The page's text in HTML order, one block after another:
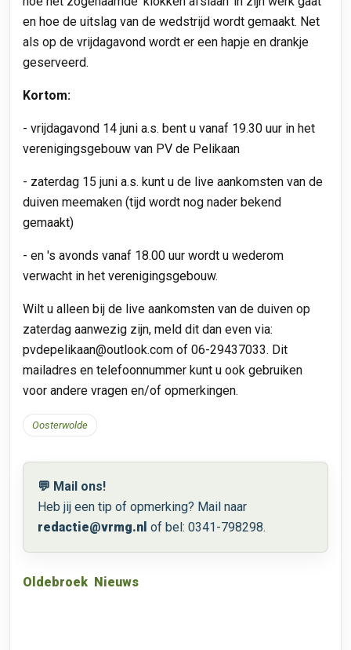
en hoe de uitslag van de wedstrijd wordt gemaakt. Net
als op de vrijdagavond wordt er een hapje en drankje
geserveerd.
Kortom:
- vrijdagavond 14 juni a.s. bent u vanaf 19.30 uur in het
verenigingsgebouw van PV de Pelikaan
- zaterdag 15 juni a.s. kunt u de live aankomsten van de
duiven meemaken (tijd wordt nog nader bekend
gemaakt)
- en 's avonds vanaf 18.00 uur wordt u wederom
verwacht in het verenigingsgebouw.
Wilt u alleen bij de live aankomsten van de duiven op
zaterdag aanwezig zijn, meld dit dan even via:
pvdepelikaan@outlook.com of 06-29437033. Dit
mailadres en telefoonnummer kunt u ook gebruiken
voor andere vragen en/of opmerkingen.
Oosterwolde
💬 Mail ons!
Heb jij een tip of opmerking? Mail naar
redactie@vrmg.nl of bel: 0341-798298.
Oldebroek Nieuws